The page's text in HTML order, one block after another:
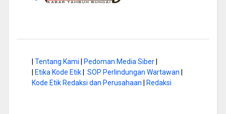
| Tentang Kami | Pedoman Media Siber|
| Etika Kode Etik| SOP Perlindungan Wartawan |
Kode Etik Redaksi dan Perusahaan | Redaksi